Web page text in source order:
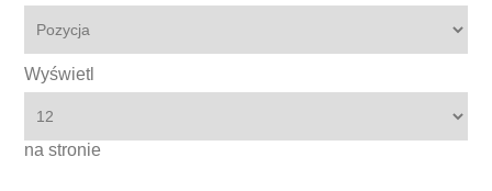
Wyświetl
na stronie